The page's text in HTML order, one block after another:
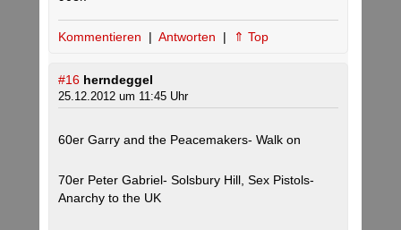
Kommentieren | Antworten | ⇑ Top
#16 herndeggel
25.12.2012 um 11:45 Uhr
60er Garry and the Peacemakers- Walk on
70er Peter Gabriel- Solsbury Hill, Sex Pistols-
Anarchy to the UK